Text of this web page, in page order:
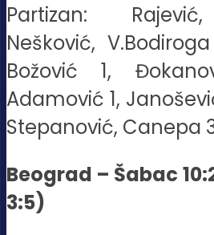
Partizan:
Nešković,
Božović 1,
Adamović 1,
Stepanović, Canepa
Beograd – Šabac
3:5)